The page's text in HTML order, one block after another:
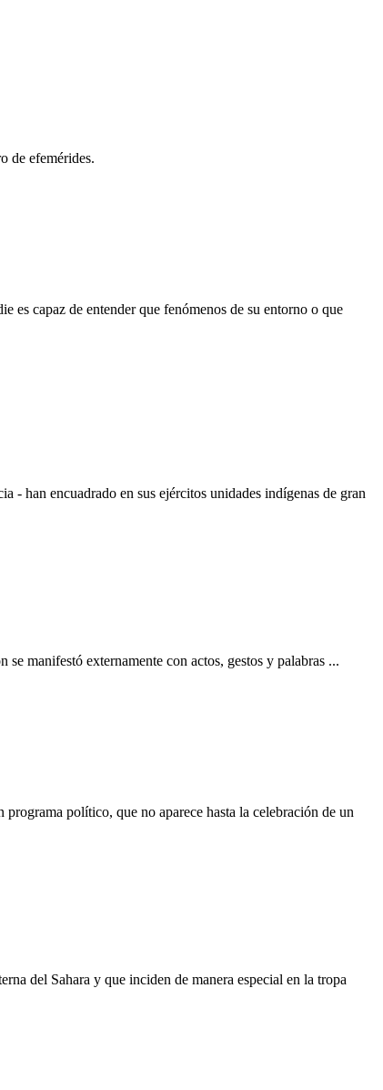
de efemérides.
capaz de entender que fenómenos de su entorno o que
- han encuadrado en sus ejércitos unidades indígenas de gran
manifestó externamente con actos, gestos y palabras ...
político, que no aparece hasta la celebración de un
del Sahara y que inciden de manera especial en la tropa